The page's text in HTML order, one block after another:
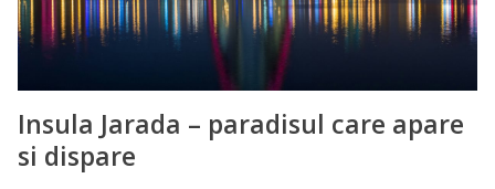
Insula Jarada – paradisul care apare
si dispare